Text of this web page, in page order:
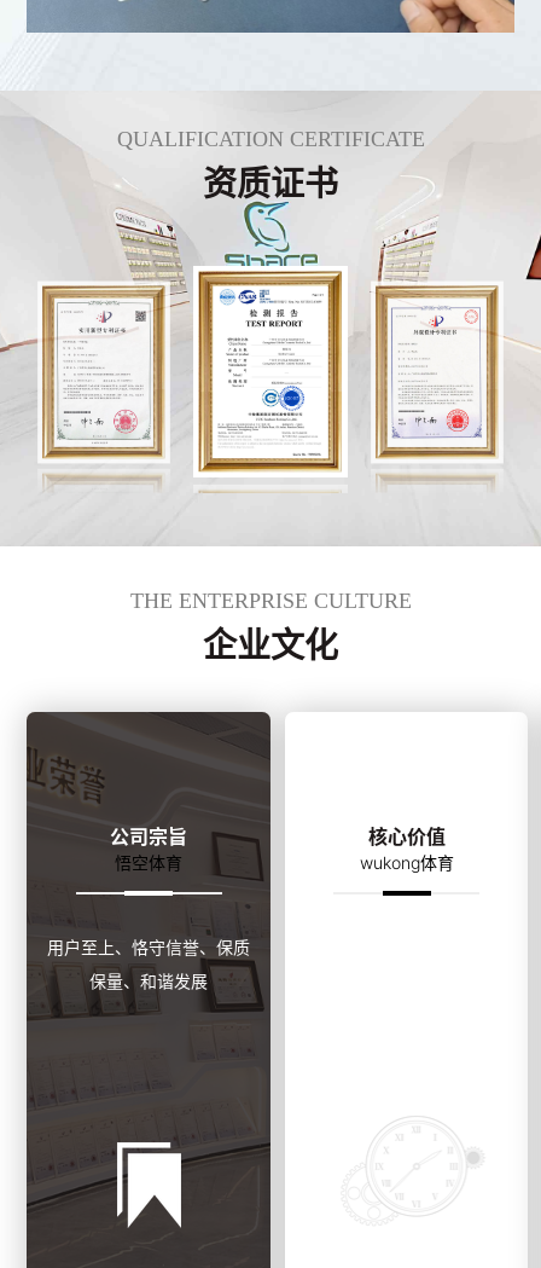
QUALIFICATION CERTIFICATE
资质证书
THE ENTERPRISE CULTURE
企业文化
公司宗旨
悟空体育
用户至上、恪守信誉、保质
保量、和谐发展
核心价值
wukong体育